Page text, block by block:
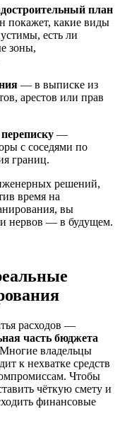
план
покажет, какие виды
есть ли
зоны,
— в выписке из
арестов или прав
—
с соседями по
границ.
решений,
время на
вы
и нервов — в будущем.
расходов —
часть бюджета
владельцы
к нехватке средств
Чтобы
чёткую смету и
финансовые